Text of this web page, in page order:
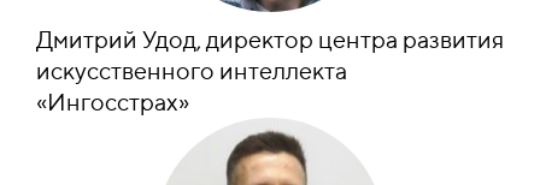
Дмитрий Удод, директор центра развития
искусственного интеллекта
«Ингосстрах»